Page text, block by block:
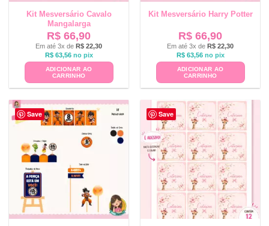
Kit Mesversário Cavalo
Mangalarga
R$ 66,90
Em até 3x de R$ 22,30
R$63,56 no pix
ADICIONAR AO
CARRINHO
Kit Mesversário Harry Potter
R$ 66,90
Em até 3x de R$ 22,30
R$63,56 no pix
ADICIONAR AO
CARRINHO
Save Save